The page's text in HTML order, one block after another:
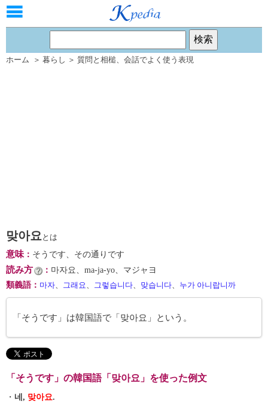
ホーム ＞ 暮らし ＞ 質問と相槌、 会話でよく使う表現
맞아요 とは
意味： そうです、その通りです
読み方 ： 마자요、ma-ja-yo、マジャヨ
類義語 ： 마자、 그래요、 그렇습니다、 맞습니다、 누가 아니랍니까
「そうです」は韓国語で「맞아요」という。
「そうです」の韓国語「맞아요」を使った例文
・ 네, 맞아요.